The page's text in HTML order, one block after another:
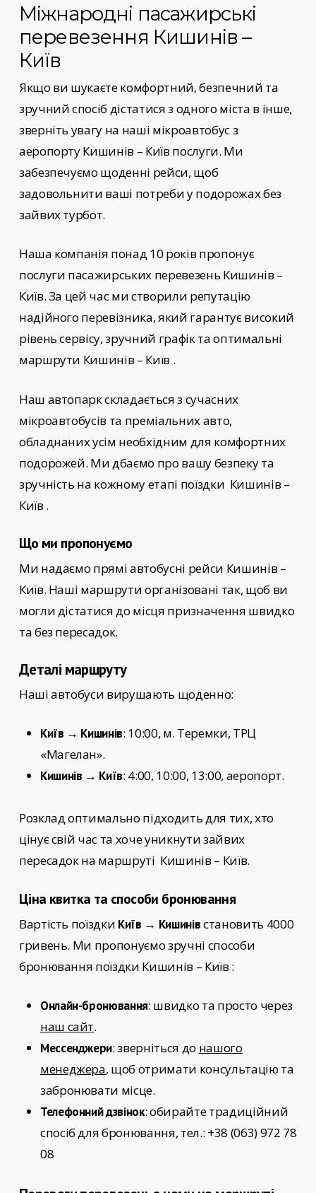
Міжнародні пасажирські
перевезення Кишинів –
Київ
Якщо ви шукаєте комфортний, безпечний та
зручний спосіб дістатися з одного міста в інше,
зверніть увагу на наші мікроавтобус з
аеропорту Кишинів – Київ послуги. Ми
забезпечуємо щоденні рейси, щоб
задовольнити ваші потреби у подорожах без
зайвих турбот.
Наша компанія понад 10 років пропонує
послуги пасажирських перевезень Кишинів –
Київ. За цей час ми створили репутацію
надійного перевізника, який гарантує високий
рівень сервісу, зручний графік та оптимальні
маршрути Кишинів – Київ .
Наш автопарк складається з сучасних
мікроавтобусів та преміальних авто,
обладнаних усім необхідним для комфортних
подорожей. Ми дбаємо про вашу безпеку та
зручність на кожному етапі поїздки Кишинів –
Київ .
Що ми пропонуємо
Ми надаємо прямі автобусні рейси Кишинів –
Київ. Наші маршрути організовані так, щоб ви
могли дістатися до місця призначення швидко
та без пересадок.
Деталі маршруту
Наші автобуси вирушають щоденно:
Київ → Кишинів: 10:00, м. Теремки, ТРЦ
«Магелан».
Кишинів → Київ: 4:00, 10:00, 13:00, аеропорт.
Розклад оптимально підходить для тих, хто
цінує свій час та хоче уникнути зайвих
пересадок на маршруті Кишинів – Київ.
Ціна квитка та способи бронювання
Вартість поїздки Київ → Кишинівстановить 4000
гривень. Ми пропонуємо зручні способи
бронювання поїздки Кишинів – Київ :
Онлайн-бронювання: швидко та просто через
наш сайт.
Мессенджери: зверніться до нашого
менеджера, щоб отримати консультацію та
забронювати місце.
Телефонний дзвінок: обирайте традиційний
спосіб для бронювання, тел.: +38 (063) 972 78
08